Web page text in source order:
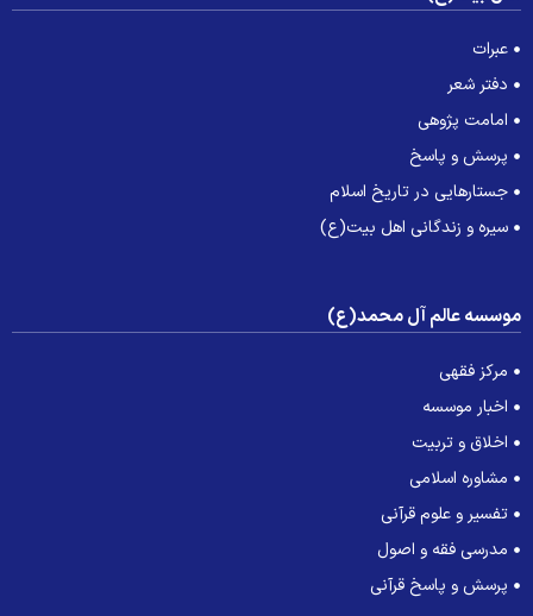
عبرات
دفتر شعر
امامت پژوهی
پرسش و پاسخ
جستارهایی در تاریخ اسلام
سیره و زندگانی اهل بیت(ع)
عالم آل محمد(ع)
مرکز فقهی
اخبار موسسه
اخلاق و تربیت
مشاوره اسلامی
تفسیر و علوم قرآنی
مدرسی فقه و اصول
پرسش و پاسخ قرآنی